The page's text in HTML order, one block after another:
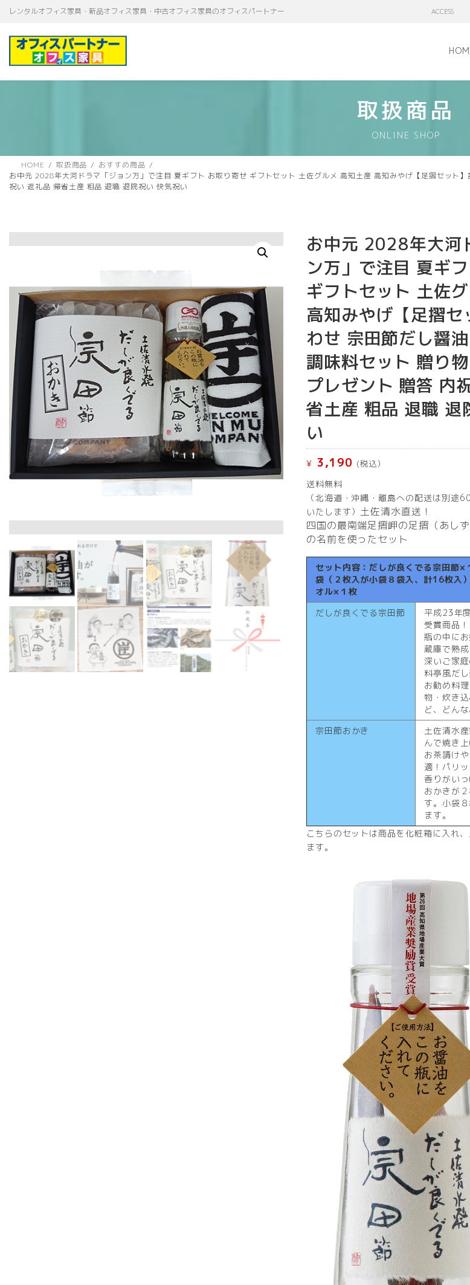
テ
ゲ
レンタルオフィス家具・新品オフィス家具・中古オフィス家具のオフィスパートナー ACCESS
取扱商品
ONLINE SHOP
HOME 取扱商品
おすすめ商品
お中元 2028年大河ドラマ「ジョン万」で注目 夏ギフト お取り寄せ ギフトセット 土佐グルメ 高知土産 高知みやげ【足摺セット
祝い 返礼品 帰省土産 粗品 退職 退院祝い 快気祝い
お中元 2028年大河
ン万」で注目 夏ギ
ギフトセット 土佐
高知みやげ【足摺
わせ 宗田節だし醤
調味料セット 贈り
プレゼント 贈答 内
省土産 粗品 退職 退
い
¥ 3,190 (税込）
送料無料
（北海道・沖縄・離島への配送は別途
いたします） 土佐清水直送！
四国の最南端足摺岬の足摺（あしず
の名前を使ったセット
セット内容：だしが良くでる宗田節×
袋（２枚入が小袋８袋入、計16枚入
オル×１枚
だしが良くでる宗田節
平成23年
受賞商品！
瓶の中に
蔵庫で熟
深いご家
料亭風だ
お勧め料
物・炊き
ど、どん
宗田節おかき
土佐清水
んで焼き上
お茶請け
適！パリ
香りがいっ
おかきが
す。小袋
ます。
こちらのセットは商品を化粧箱に入れ
ます。